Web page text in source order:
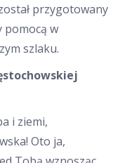
przygotowany
pomocą w
szlaku.
i ziemi,
Oto ja,